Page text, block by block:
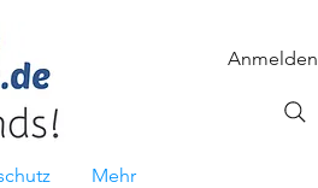
Anmelden
Mehr